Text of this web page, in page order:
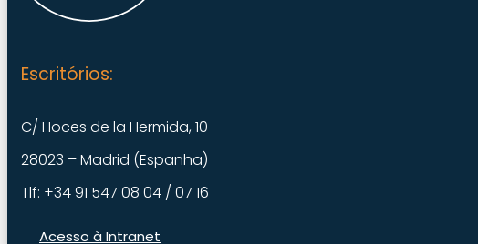
Escritórios:
C/ Hoces de la Hermida, 10
28023 – Madrid (Espanha)
Tlf: +34 91 547 08 04 / 07 16
Acesso à Intranet